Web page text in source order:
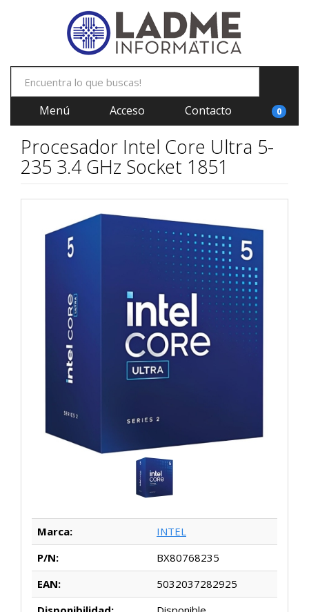
Menú Acceso Contacto 0
Procesador Intel Core Ultra 5-
235 3.4 GHz Socket 1851
Marca:
INTEL
P/N:
BX80768235
EAN:
5032037282925